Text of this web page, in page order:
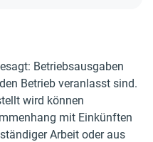
Betriebsausgaben
Betrieb veranlasst sind.
wird können
mit Einkünften
Arbeit oder aus